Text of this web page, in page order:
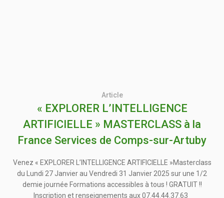
Article
« EXPLORER L’INTELLIGENCE
ARTIFICIELLE » MASTERCLASS à la
France Services de Comps-sur-Artuby
Venez « EXPLORER L’INTELLIGENCE ARTIFICIELLE »Masterclass
du Lundi 27 Janvier au Vendredi 31 Janvier 2025 sur une 1/2
demie journée Formations accessibles à tous ! GRATUIT !!
Inscription et renseignements aux 07.44.44.37.63